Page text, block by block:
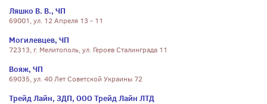
Ляшко В. В., ЧП
69001, ул. 12 Апреля 13 - 11
Могилевцев, ЧП
72313, г. Мелитополь, ул. Героев Сталинграда 11
Вояж, ЧП
69035, ул. 40 Лет Советской Украины 72
Трейд Лайн, ЗДП, ООО Трейд Лайн ЛТД